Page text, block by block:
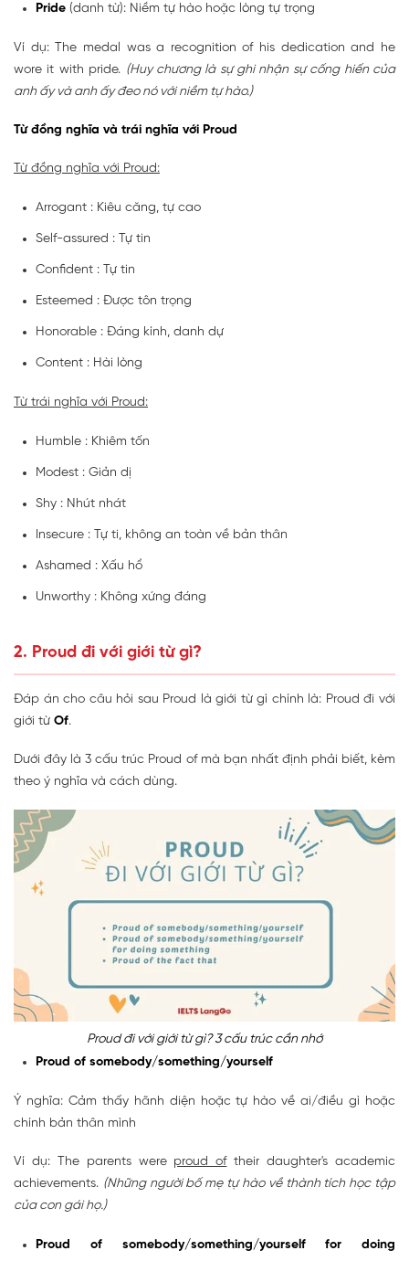
Pride (danh từ): Niềm tự hào hoặc lòng tự trọng
Ví dụ: The medal was a recognition of his dedication and he
wore it with pride. (Huy chương là sự ghi nhận sự cống hiến của
anh ấy và anh ấy đeo nó với niềm tự hào.)
Từ đồng nghĩa và trái nghĩa với Proud
Từ đồng nghĩa với Proud:
Arrogant : Kiêu căng, tự cao
Self-assured : Tự tin
Confident : Tự tin
Esteemed : Được tôn trọng
Honorable : Đáng kính, danh dự
Content : Hài lòng
Từ trái nghĩa với Proud:
Humble : Khiêm tốn
Modest : Giản dị
Shy : Nhút nhát
Insecure : Tự ti, không an toàn về bản thân
Ashamed : Xấu hổ
Unworthy : Không xứng đáng
2. Proud đi với giới từ gì?
Đáp án cho câu hỏi sau Proud là giới từ gì chính là: Proud đi với
giới từ Of.
Dưới đây là 3 cấu trúc Proud of mà bạn nhất định phải biết, kèm
theo ý nghĩa và cách dùng.
Proud đi với giới từ gì? 3 cấu trúc cần nhớ
Proud of somebody/something/yourself
Ý nghĩa: Cảm thấy hãnh diện hoặc tự hào về ai/điều gì hoặc
chính bản thân mình
Ví dụ: The parents were proud oftheir daughter's academic
achievements. (Những người bố mẹ tự hào về thành tích học tập
của con gái họ.)
Proud of somebody/something/yourself for doing